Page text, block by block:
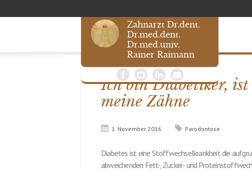
Zahnarzt Dr.dent.
Dr.med.dent.
Dr.med.univ.
Rainer Raimann
Ich bin Diabetiker,
meine Zähne
1. November 2016 Parodontose
Diabetes ist eine Stoffwechselkrankheit die
abweichenden Fett-, Zucker- und